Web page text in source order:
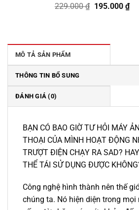
229.000₫ Giá
195.000 ₫Giá
MÔ TẢ SẢN PHẨM
THÔNG TIN BỔ SUNG
ĐÁNH GIÁ (0)
BẠN CÓ BAO GIỜ TƯ HỎI MÁY
THOẠI CỦA MÌNH HOẠT ĐỘNG
TRƯỢT ĐIỆN CHẠY RA SAD?
THỂ TÁI SỬ DỤNG ĐƯỢC
Công nghệ hình thành nên thế
chúng ta. Nó hiện diện trong mọi